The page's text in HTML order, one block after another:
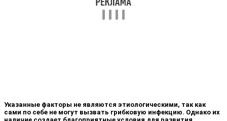
Указанные факторы не являются этиологическими, так как
сами по себе не могут вызвать грибковую инфекцию. Однако их